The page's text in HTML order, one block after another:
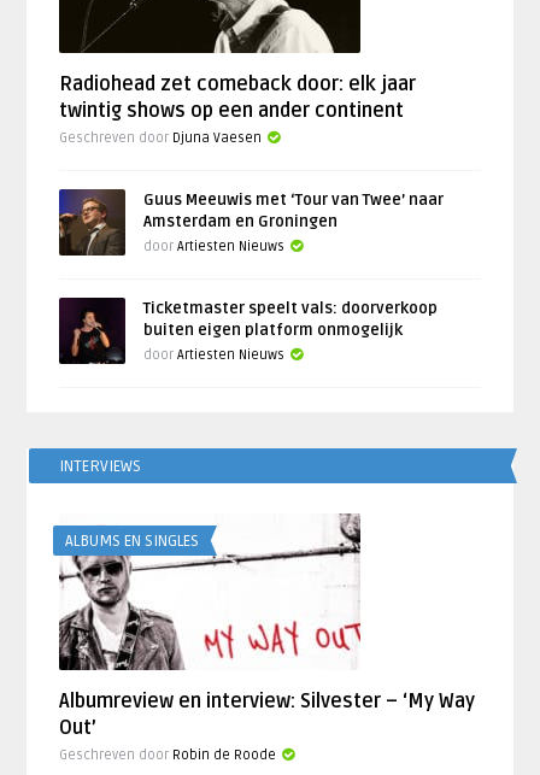
Radiohead zet comeback door: elk jaar
twintig shows op een ander continent
Geschreven door Djuna Vaesen
Guus Meeuwis met ‘Tour van Twee’ naar
Amsterdam en Groningen
doorArtiesten Nieuws
Ticketmaster speelt vals: doorverkoop
buiten eigen platform onmogelijk
doorArtiesten Nieuws
INTERVIEWS
ALBUMS EN SINGLES
Albumreview en interview: Silvester – ‘My Way
Out’
Geschreven door Robin de Roode